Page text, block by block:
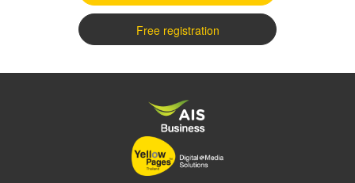
Free registration